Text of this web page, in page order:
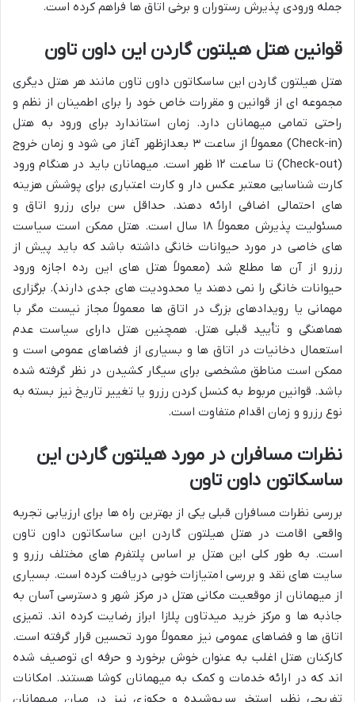
جمله ورودی پذیرش رستوران و برخی اتاق ها فراهم کرده است.
قوانین هتل هیلتون گاردن این داون تاون
هتل هیلتون گاردن این ساسکاتون داون تاون مانند هر هتل دیگری
مجموعه ای از قوانین و مقررات خاص خود را برای اطمینان از نظم و
راحتی تمامی میهمانان دارد. زمان استاندارد برای ورود به هتل
(Check-in) معمولاً از ساعت ۳ بعدازظهر آغاز می شود و زمان خروج
(Check-out) تا ساعت ۱۲ ظهر است. میهمانان باید در هنگام ورود
کارت شناسایی معتبر عکس دار و کارت اعتباری برای پوشش هزینه
های احتمالی اضافی ارائه دهند. حداقل سن برای رزرو اتاق و
مسئولیت پذیرش معمولاً ۱۸ سال است. هتل ممکن است سیاست
های خاصی در مورد حیوانات خانگی داشته باشد که باید پیش از
رزرو از آن ها مطلع شد (معمولاً هتل های این رده اجازه ورود
حیوانات خانگی را نمی دهند یا محدودیت های جدی دارند). برگزاری
مهمانی یا رویدادهای بزرگ در اتاق ها معمولاً مجاز نیست مگر با
هماهنگی و تأیید قبلی هتل. همچنین هتل دارای سیاست عدم
استعمال دخانیات در اتاق ها و بسیاری از فضاهای عمومی است و
ممکن است مناطق مشخصی برای سیگار کشیدن در نظر گرفته شده
باشد. قوانین مربوط به کنسل کردن رزرو یا تغییر تاریخ نیز بسته به
نوع رزرو و زمان اقدام متفاوت است.
نظرات مسافران در مورد هیلتون گاردن این
ساسکاتون داون تاون
بررسی نظرات مسافران قبلی یکی از بهترین راه ها برای ارزیابی تجربه
واقعی اقامت در هتل هیلتون گاردن این ساسکاتون داون تاون
است. به طور کلی این هتل بر اساس پلتفرم های مختلف رزرو و
سایت های نقد و بررسی امتیازات خوبی دریافت کرده است. بسیاری
از میهمانان از موقعیت مکانی هتل در مرکز شهر و دسترسی آسان به
جاذبه ها و مرکز خرید میدتاون پلازا ابراز رضایت کرده اند. تمیزی
اتاق ها و فضاهای عمومی نیز معمولاً مورد تحسین قرار گرفته است.
کارکنان هتل اغلب به عنوان خوش برخورد و حرفه ای توصیف شده
اند که در ارائه خدمات و کمک به میهمانان کوشا هستند. امکانات
تفریحی نظیر استخر سرپوشیده و جکوزی نیز در میان میهمانان